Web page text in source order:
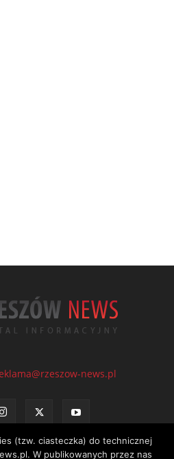
news.pl
(tzw. ciasteczka) do technicznej
W publikowanych przez nas